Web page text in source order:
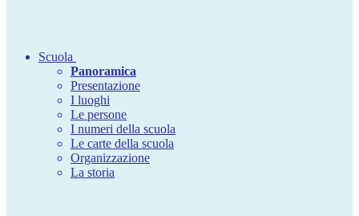
Scuola
Panoramica
Presentazione
I luoghi
Le persone
I numeri della scuola
Le carte della scuola
Organizzazione
La storia